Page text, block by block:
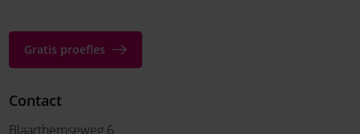
Gratis proefles
Contact
Blaarthemseweg 6